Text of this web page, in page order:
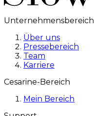
Unternehmensbereich
Über uns
Pressebereich
Team
Karriere
Cesarine-Bereich
Mein Bereich